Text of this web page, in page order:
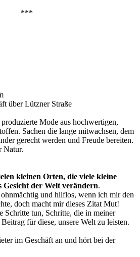
***
über Lützner Straße
Mode aus hochwertigen,
Sachen die lange mitwachsen, dem
gerecht werden und Freude bereiten.
Natur.
kleinen Orten, die viele kleine
Gesicht der Welt verändern.
und hilflos, wenn ich mir den
doch macht mir dieses Zitat Mut!
Schritte tun, Schritte, die in meiner
für diese, unsere Welt zu leisten.
im Geschäft an und hört bei der